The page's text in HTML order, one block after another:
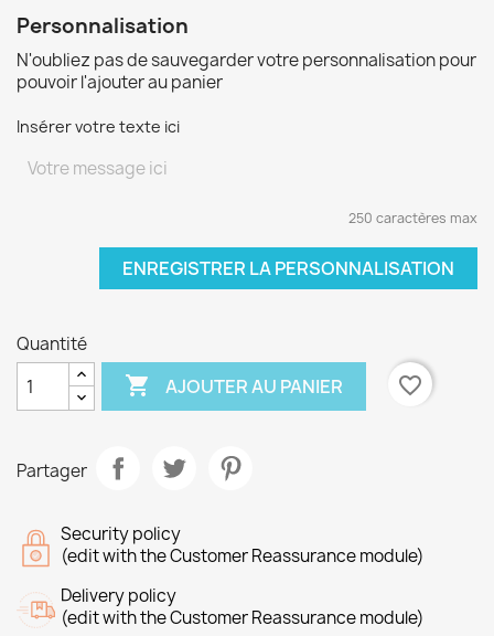
Personnalisation
N'oubliez pas de sauvegarder votre personnalisation pour
pouvoir l'ajouter au panier
Insérer votre texte ici
250 caractères max
ENREGISTRER LA PERSONNALISATION
Quantité
 AJOUTER AU PANIER favorite_border
Partager
Security policy
(edit with the Customer Reassurance module)
Delivery policy
(edit with the Customer Reassurance module)